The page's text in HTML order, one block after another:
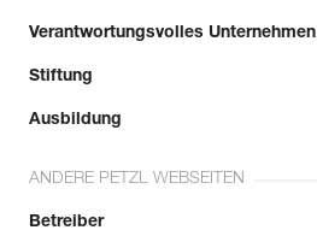
Verantwortungsvolles Unternehmen
Stiftung
Ausbildung
ANDERE PETZL WEBSEITEN
Betreiber